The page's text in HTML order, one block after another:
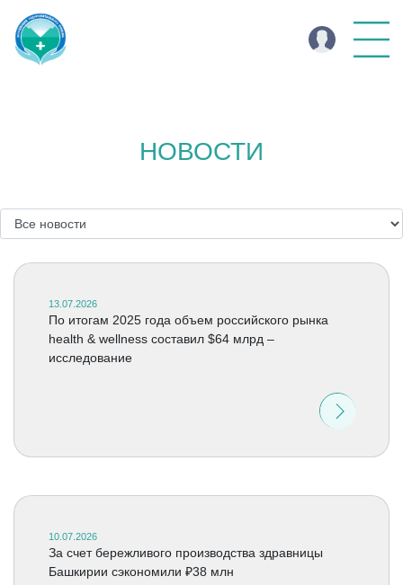
НОВОСТИ
13.07.2026
По итогам 2025 года объем российского рынка
health & wellness составил $64 млрд –
исследование
10.07.2026
За счет бережливого производства здравницы
Башкирии сэкономили ₽38 млн